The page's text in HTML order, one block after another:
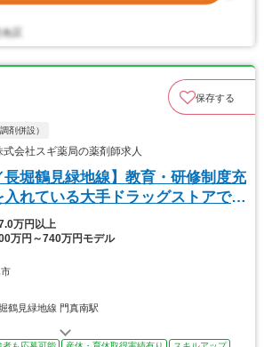
保存する
剤併設）
会社スギ薬局の薬剤師求人
長堀鶴見緑地線】教育・研修制度充
れている大手ドラッグストアで
万円以上
万円～740万円モデル
鶴見緑地線 門真南駅